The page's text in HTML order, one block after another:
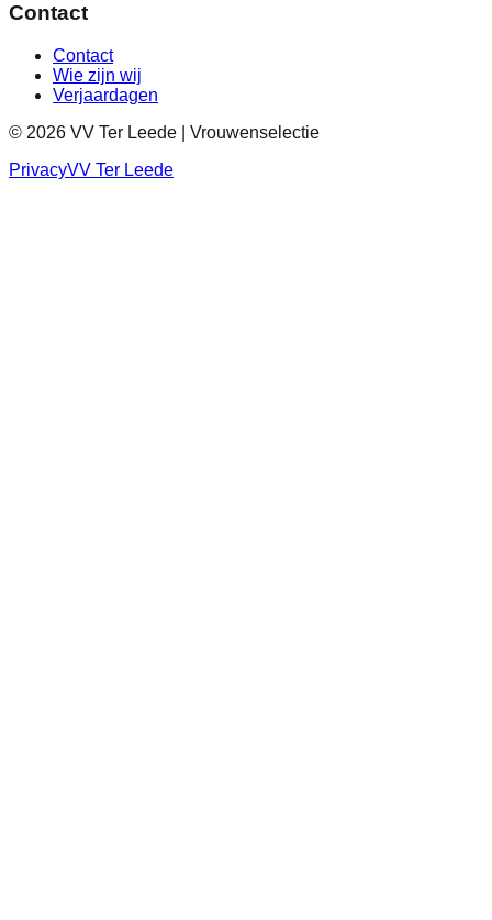
Contact
Contact
Wie zijn wij
Verjaardagen
© 2026 VV Ter Leede | Vrouwenselectie
PrivacyVV Ter Leede